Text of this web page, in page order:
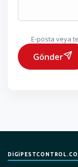
E-posta veya
Gönder